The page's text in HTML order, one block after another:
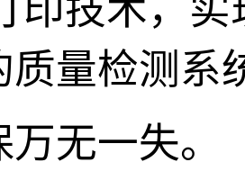
印技术，
质量检测系
无一失。